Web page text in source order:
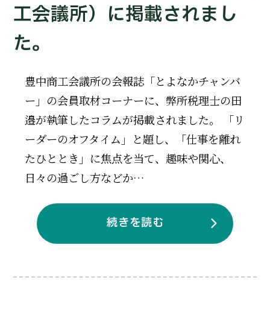
工会議所）に掲載されまし
た。
豊中商工会議所の会報誌「とよなかチャンバ
ー」の会員取材コーナーに、弊所税理士の田
邉が執筆したコラムが掲載されました。 「リ
ーダーのオフタイム」と題し、「仕事を離れ
たひととき」に焦点を当て、趣味や関心、
日々の過ごし方などか…
続きを読む